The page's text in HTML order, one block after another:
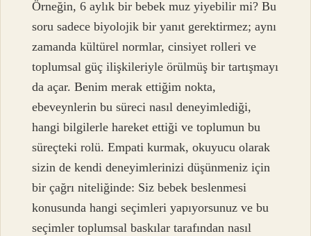
Örneğin, 6 aylık bir bebek muz yiyebilir mi? Bu
soru sadece biyolojik bir yanıt gerektirmez; aynı
zamanda kültürel normlar, cinsiyet rolleri ve
toplumsal güç ilişkileriyle örülmüş bir tartışmayı
da açar. Benim merak ettiğim nokta,
ebeveynlerin bu süreci nasıl deneyimlediği,
hangi bilgilerle hareket ettiği ve toplumun bu
süreçteki rolü. Empati kurmak, okuyucu olarak
sizin de kendi deneyimlerinizi düşünmeniz için
bir çağrı niteliğinde: Siz bebek beslenmesi
konusunda hangi seçimleri yapıyorsunuz ve bu
seçimler toplumsal baskılar tarafından nasıl